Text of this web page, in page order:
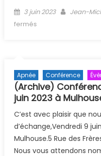
Posted on
3 juin 2023 Author
Jean-
fermés
Apnée Conférence
(Archive)
juin 2023 à
C’est avec plaisir que
d’échange,Vendredi 9
Mulhouse.5 Rue des
Nous vous attendons